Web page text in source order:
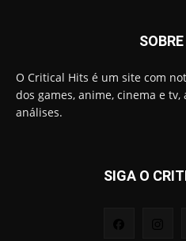
O Critical Hits é um site com
dos games, anime, cinema e
análises.
SIGA O